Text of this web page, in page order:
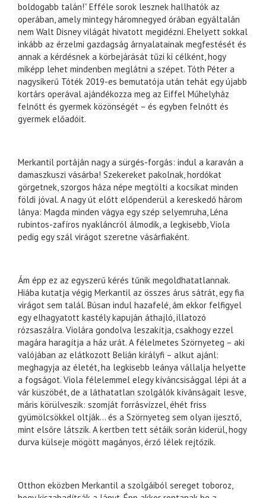
boldogabb talán!” Efféle sorok lesznek hallhatók az
operában, amely mintegy háromnegyed órában egyáltalán
nem Walt Disney világát hivatott megidézni. Ehelyett sokkal
inkább az érzelmi gazdagság árnyalatainak megfestését és
annak a kérdésnek a körbejárását tűzi ki célként, hogy
miképp lehet mindenben meglátni a szépet. Tóth Péter a
nagysikerű Tóték 2019-es bemutatója után tehát egy újabb
kortárs operával ajándékozza meg az Eiffel Műhelyház
felnőtt és gyermek közönségét – és egyben felnőtt és
gyermek előadóit.
Merkantil portáján nagy a sürgés-forgás: indul a karaván a
damaszkuszi vásárba! Szekereket pakolnak, hordókat
görgetnek, szorgos háza népe megtölti a kocsikat minden
földi jóval. A nagy út előtt előpenderül a kereskedő három
lánya: Magda minden vágya egy szép selyemruha, Léna
rubintos-zafíros nyakláncról álmodik, a legkisebb, Viola
pedig egy szál virágot szeretne vásárfiaként.
Ám épp ez az egyszerű kérés tűnik megoldhatatlannak.
Hiába kutatja végig Merkantil az összes árus sátrát, egy fia
virágot sem talál. Búsan indul hazafelé, ám ekkor felfigyel
egy elhagyatott kastély kapuján áthajló, illatozó
rózsaszálra. Violára gondolva leszakítja, csakhogy ezzel
magára haragítja a ház urát. A félelmetes Szörnyeteg – aki
valójában az elátkozott Belián királyfi – alkut ajánl:
meghagyja az életét, ha legkisebb leánya vállalja helyette
a fogságot. Viola félelemmel elegy kíváncsisággal lépi át a
vár küszöbét, de a láthatatlan szolgálók kívánságait lesve,
máris körülveszik: szomját forrásvízzel, éhét friss
gyümölcsökkel oltják… és a Szörnyeteg sem olyan ijesztő,
mint elsőre látszik. A kertben tett sétáik során kiderül, hogy
durva külseje mögött magányos, érző lélek rejtőzik.
Otthon eközben Merkantil a szolgáiból sereget toboroz,